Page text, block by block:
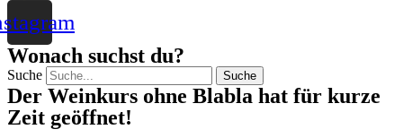
Wonach suchst du?
Suche Suche
Der Weinkurs ohne Blabla hat für kurze
Zeit geöffnet!